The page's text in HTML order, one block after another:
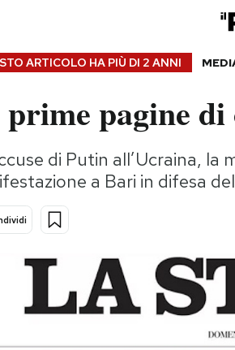
ARTICOLO HA PIÙ DI 2 ANNI
pagine di
di Putin all’Ucraina, la
a Bari in difesa